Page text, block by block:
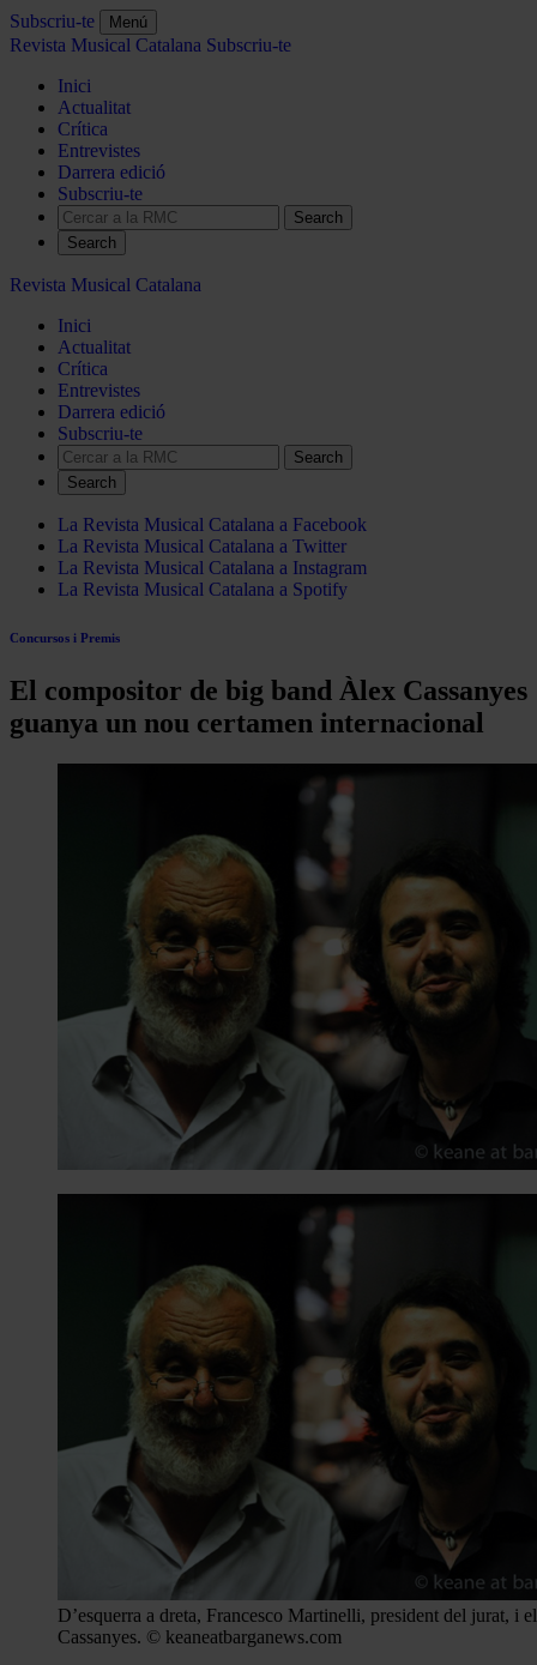
Subscriu-te Menú
Revista Musical Catalana Subscriu-te
Inici
Actualitat
Crítica
Entrevistes
Darrera edició
Subscriu-te
Search
Revista Musical Catalana
Inici
Actualitat
Crítica
Entrevistes
Darrera edició
Subscriu-te
Search
La Revista Musical Catalana a Facebook
La Revista Musical Catalana a Twitter
La Revista Musical Catalana a Instagram
La Revista Musical Catalana a Spotify
Concursos i Premis
El compositor de big band Àlex Cassanyes
guanya un nou certamen internacional
D’esquerra a dreta, Francesco Martinelli, president del jurat, i
Cassanyes. © keaneatbarganews.com